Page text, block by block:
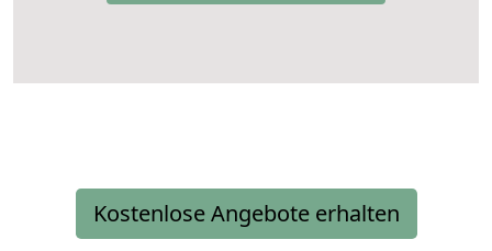
Kostenlose Angebote erhalten